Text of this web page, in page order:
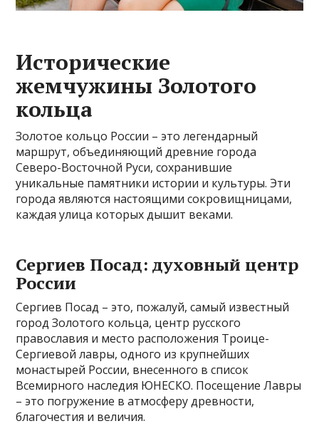
Исторические
жемчужины Золотого
кольца
Золотое кольцо России – это легендарный
маршрут, объединяющий древние города
Северо-Восточной Руси, сохранившие
уникальные памятники истории и культуры. Эти
города являются настоящими сокровищницами,
каждая улица которых дышит веками.
Сергиев Посад: духовный центр
России
Сергиев Посад – это, пожалуй, самый известный
город Золотого кольца, центр русского
православия и место расположения Троице-
Сергиевой лавры, одного из крупнейших
монастырей России, внесенного в список
Всемирного наследия ЮНЕСКО. Посещение Лавры
– это погружение в атмосферу древности,
благочестия и величия.